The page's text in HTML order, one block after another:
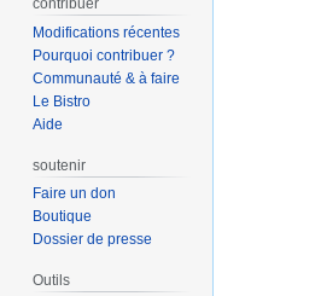
Modifications récentes
Pourquoi contribuer ?
Communauté & à faire
Le Bistro
Aide
soutenir
Faire un don
Boutique
Dossier de presse
Outils